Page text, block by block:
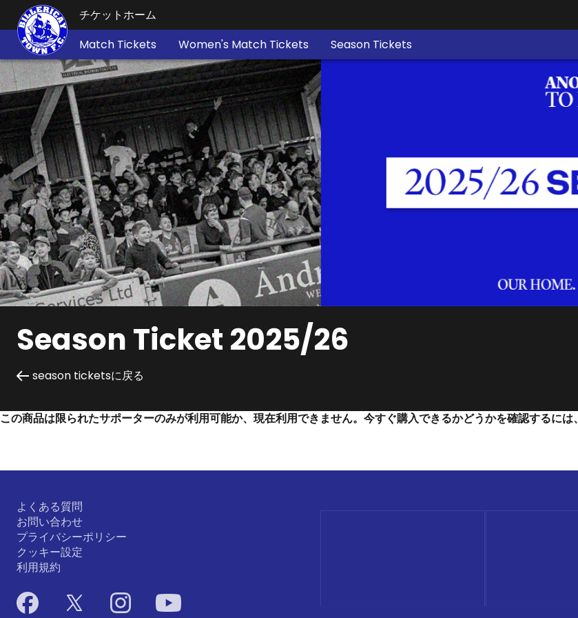
チケットホーム
Match Tickets
Women's Match Tickets Season Tickets
Season Ticket 2025/26
season ticketsに戻る
この商品は限られたサポーターのみが利用可能か、現在利用できません。今すぐ購入できるかどうかを確認するには、
よくある質問
お問い合わせ
プライバシーポリシー
クッキー設定
利用規約